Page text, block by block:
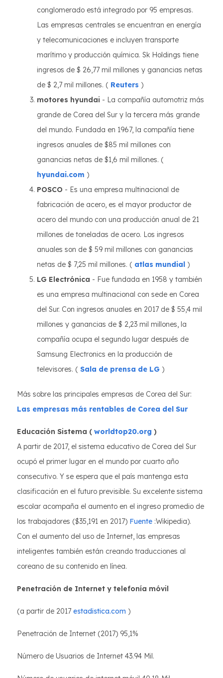
conglomerado está integrado por 95 empresas.
Las empresas centrales se encuentran en energía
y telecomunicaciones e incluyen transporte
marítimo y producción química. Sk Holdings tiene
ingresos de $ 26,77 mil millones y ganancias netas
de $ 2,7 mil millones. ( Reuters )
motores hyundai - La compañía automotriz más
grande de Corea del Sur y la tercera más grande
del mundo. Fundada en 1967, la compañía tiene
ingresos anuales de $85 mil millones con
ganancias netas de $1,6 mil millones. (
hyundai.com )
POSCO - Es una empresa multinacional de
fabricación de acero, es el mayor productor de
acero del mundo con una producción anual de 21
millones de toneladas de acero. Los ingresos
anuales son de $ 59 mil millones con ganancias
netas de $ 7,25 mil millones. ( atlas mundial )
LG Electrónica - Fue fundada en 1958 y también
es una empresa multinacional con sede en Corea
del Sur. Con ingresos anuales en 2017 de $ 55,4 mil
millones y ganancias de $ 2,23 mil millones, la
compañía ocupa el segundo lugar después de
Samsung Electronics en la producción de
televisores. ( Sala de prensa de LG )
Más sobre las principales empresas de Corea del Sur:
Las empresas más rentables de Corea del Sur
Educación Sistema ( worldtop20.org )
A partir de 2017, el sistema educativo de Corea del Sur
ocupó el primer lugar en el mundo por cuarto año
consecutivo. Y se espera que el país mantenga esta
clasificación en el futuro previsible. Su excelente sistema
escolar acompaña el aumento en el ingreso promedio de
los trabajadores ($35,191 en 2017) Fuente :Wikipedia).
Con el aumento del uso de Internet, las empresas
inteligentes también están creando traducciones al
coreano de su contenido en línea.
Penetración de Internet y telefonía móvil
(a partir de 2017 estadistica.com )
Penetración de Internet (2017) 95,1%
Número de Usuarios de Internet 43.94 Mil.